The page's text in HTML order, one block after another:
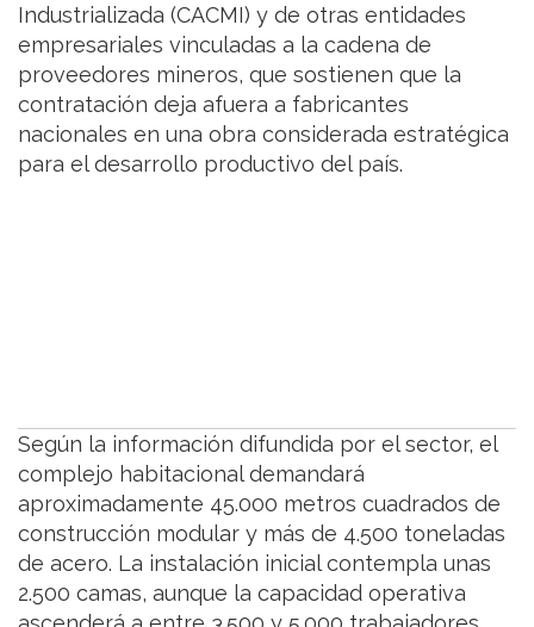
Industrializada (CACMI) y de otras entidades
empresariales vinculadas a la cadena de
proveedores mineros, que sostienen que la
contratación deja afuera a fabricantes
nacionales en una obra considerada estratégica
para el desarrollo productivo del país.
Según la información difundida por el sector, el
complejo habitacional demandará
aproximadamente 45.000 metros cuadrados de
construcción modular y más de 4.500 toneladas
de acero. La instalación inicial contempla unas
2.500 camas, aunque la capacidad operativa